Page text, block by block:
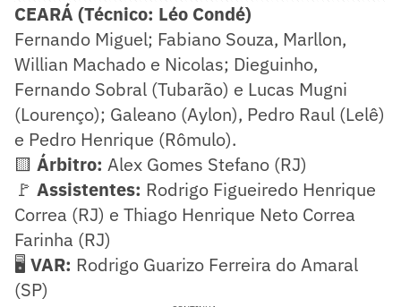
CEARÁ(Técnico: Léo Condé)
Fernando Miguel; Fabiano Souza, Marllon,
Willian Machado e Nicolas; Dieguinho,
Fernando Sobral (Tubarão) e Lucas Mugni
(Lourenço); Galeano (Aylon), Pedro Raul (Lelê)
e Pedro Henrique (Rômulo).
🟨 Árbitro: Alex Gomes Stefano (RJ)
🚩 Assistentes: Rodrigo Figueiredo Henrique
Correa (RJ) e Thiago Henrique Neto Correa
Farinha (RJ)
🖥️ VAR: Rodrigo Guarizo Ferreira do Amaral
(SP)